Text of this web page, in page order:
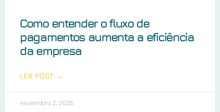
Como entender o fluxo de
pagamentos aumenta a eficiência
da empresa
LER POST →
novembro 2, 2025